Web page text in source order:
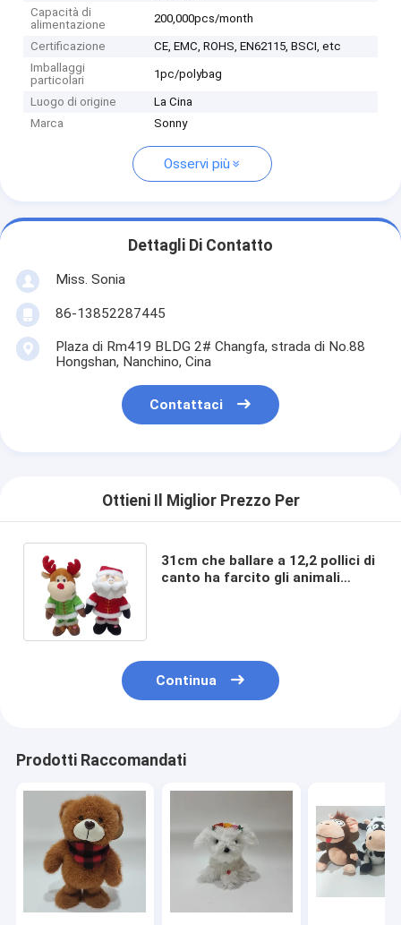
Capacità di
alimentazione
200,000pcs/month
Certificazione
CE, EMC, ROHS, EN62115, BSCI, etc
Imballaggi
particolari
1pc/polybag
Luogo di origine
La Cina
Marca
Sonny
Osservi più
Dettagli Di Contatto
Miss. Sonia
86-13852287445
Plaza di Rm419 BLDG 2# Changfa, strada di No.88
Hongshan, Nanchino, Cina
Contattaci
Ottieni Il Miglior Prezzo Per
31cm che ballare a 12,2 pollici di
canto ha farcito gli animali
Continua
Prodotti Raccomandati